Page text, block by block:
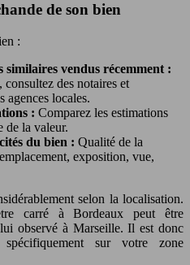
de son bien
:
similaires vendus récemment :
des notaires et
agences locales.
: Comparez les estimations
de la valeur.
du bien : Qualité de la
exposition, vue,
selon la localisation.
carré à Bordeaux peut être
observé à Marseille. Il est donc
sur votre zone